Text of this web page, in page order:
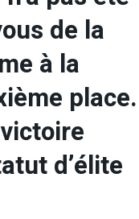
de la
à la
place.
d’élite